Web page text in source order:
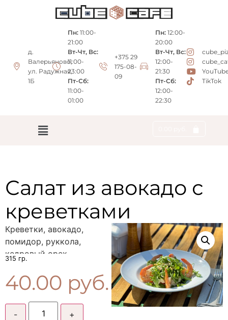
д.
Валерьяново,
ул. Радужная,
1Б
Пн: 11:00-
21:00
Вт-Чт, Вс:
11:00-
23:00
Пт-Сб:
11:00-
01:00
+375 29
175-08-
09
Пн: 12:00-
20:00
Вт-Чт, Вс:
12:00-
21:30
Пт-Сб:
12:00-
22:30
TikTok
Салат из авокадо с
креветками
Креветки, авокадо,
помидор, руккола,
кедровый орех,
315
40.00 руб.